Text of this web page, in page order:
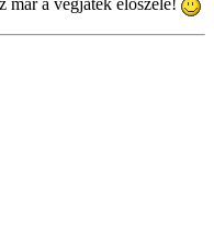
már a végjáték előszele!